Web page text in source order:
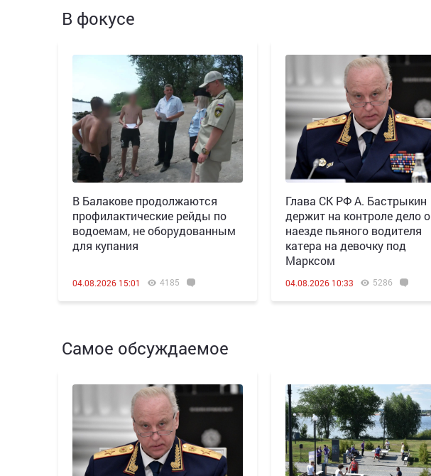
В фокусе
В Балакове продолжаются
профилактические рейды по
водоемам, не оборудованным
для купания
04.08.2026 15:01 4185
Глава СК РФ А. Бастрыкин
держит на контроле дело о
наезде пьяного водителя
катера на девочку под
Марксом
04.08.2026 10:33 5286
Самое обсуждаемое